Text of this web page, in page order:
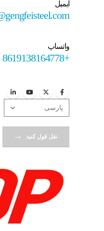
ایمیل
واتساپ
+8619138164778
نقل قول کنید